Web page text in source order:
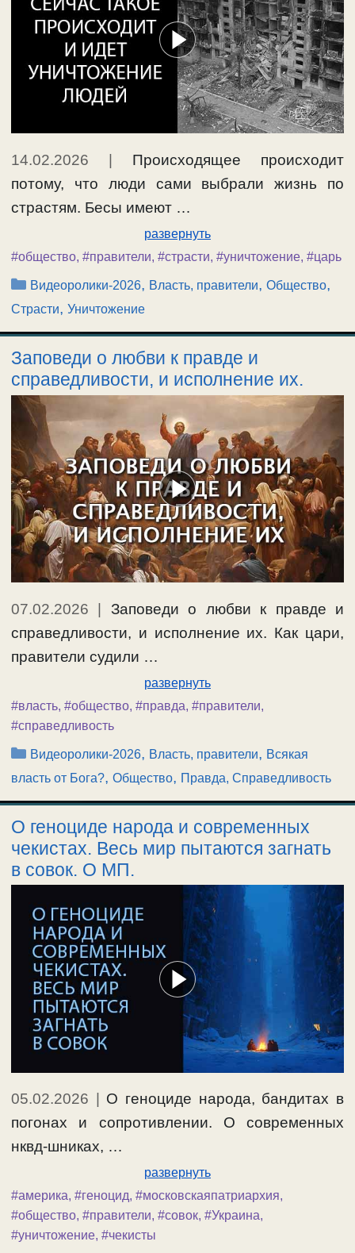
14.02.2026 | Происходящее происходит
потому, что люди сами выбрали жизнь по
страстям. Бесы имеют …
развернуть
#общество, #правители, #страсти, #уничтожение, #царь
Рубрики
Видеоролики-2026, Власть, правители,Общество,
Страсти, Уничтожение
Заповеди о любви к правде и
справедливости, и исполнение их.
07.02.2026 | Заповеди о любви к правде и
справедливости, и исполнение их. Как цари,
правители судили …
развернуть
#власть, #общество, #правда, #правители,
#справедливость
Рубрики
Видеоролики-2026, Власть, правители, Всякая
власть от Бога?, Общество, Правда, Справедливость
О геноциде народа и современных
чекистах. Весь мир пытаются загнать
в совок. О МП.
05.02.2026
О геноциде народа, бандитах в
погонах и сопротивлении. О современных
нквд-шниках, …
развернуть
#америка, #геноцид, #московскаяпатриархия,
#общество, #правители, #совок, #Украина,
#уничтожение, #чекисты